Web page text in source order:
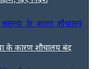
के कारण शौचालय बंद